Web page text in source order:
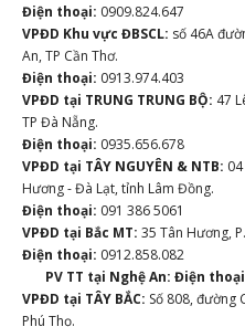
Điện thoại: 0909.824.647
VPĐD Khu vực ĐBSCL: số 46A
An, TP Cần Thơ.
Điện thoại: 0913.974.403
VPĐD tại TRUNG TRUNG BỘ: 47
TP Đà Nẵng.
Điện thoại: 0935.656.678
VPĐD tại TÂY NGUYÊN & NTB:
Hương - Đà Lạt, tỉnh Lâm Đồng.
Điện thoại: 091 386 5061
VPĐD tại Bắc MT: 35 Tân Hương,
Điện thoại: 0912.858.082
PV TT tại Nghệ An: Điện
VPĐD tại TÂY BẮC: Số 808, đường
Phú Thọ.